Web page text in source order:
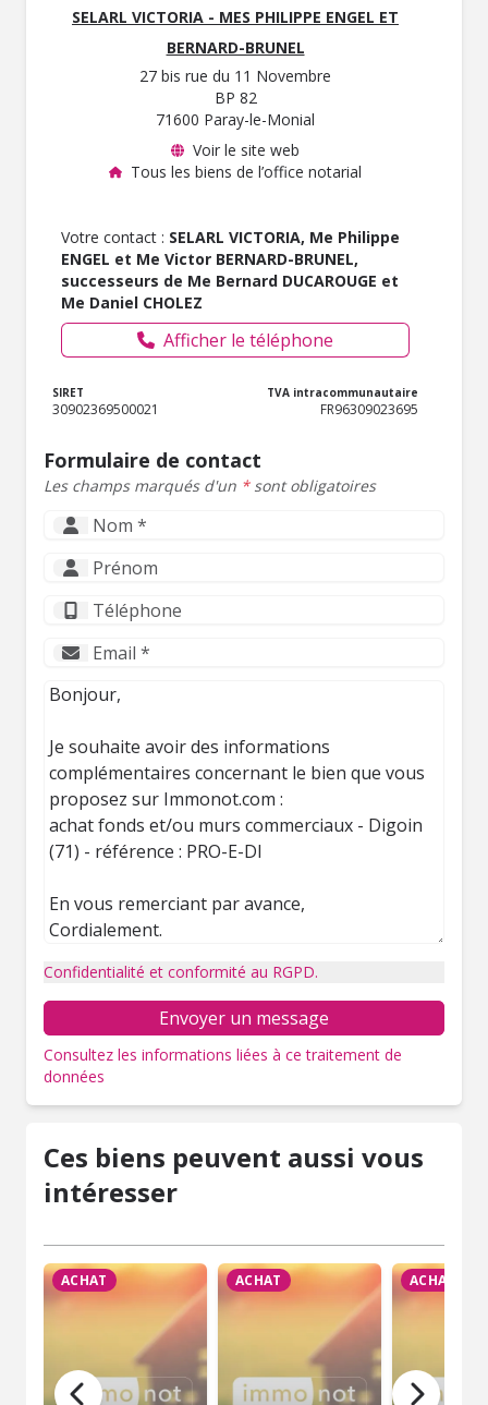
SELARL VICTORIA - MES PHILIPPE ENGEL ET
BERNARD-BRUNEL
27 bis rue du 11 Novembre
BP 82
71600 Paray-le-Monial
Voir le site web
Tous les biens de l’office notarial
Votre contact : SELARL VICTORIA, Me Philippe
ENGEL et Me Victor BERNARD-BRUNEL,
successeurs de Me Bernard DUCAROUGE et
Me Daniel CHOLEZ
Afficher le téléphone
SIRET
30902369500021
TVA intracommunautaire
FR96309023695
Formulaire de contact
Les champs marqués d'un *sont obligatoires
Confidentialité et conformité au RGPD.
Envoyer un message
Consultez les informations liées à ce traitement de
données
Ces biens peuvent aussi vous
intéresser
ACHAT ACHAT ACHAT